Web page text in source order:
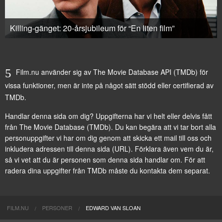
Killing-gänget: 20-årsjubileum för “En liten film”
Film.nu använder sig av The Movie Database API (TMDb) för
vissa funktioner, men är inte på något sätt stödd eller certifierad av
TMDb.
Handlar denna sida om dig? Uppgifterna har vi helt eller delvis fått
från The Movie Database (TMDb). Du kan begära att vi tar bort alla
personuppgifter vi har om dig genom att skicka ett mail till oss och
inkludera adressen till denna sida (URL). Förklara även vem du är,
så vi vet att du är personen som denna sida handlar om. För att
radera dina uppgifter från TMDb måste du kontakta dem separat.
FILM.NU PERSONER EDWARD VAN SLOAN